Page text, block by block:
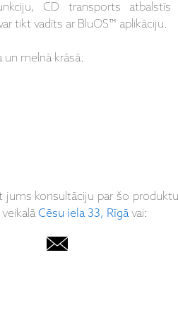
CD transports atbalstīs
tikt vadīts ar BluOS™ aplikāciju.
un melnā krāsā.
jums konsultāciju par šo
Cēsu iela 33, Rīgāvai: